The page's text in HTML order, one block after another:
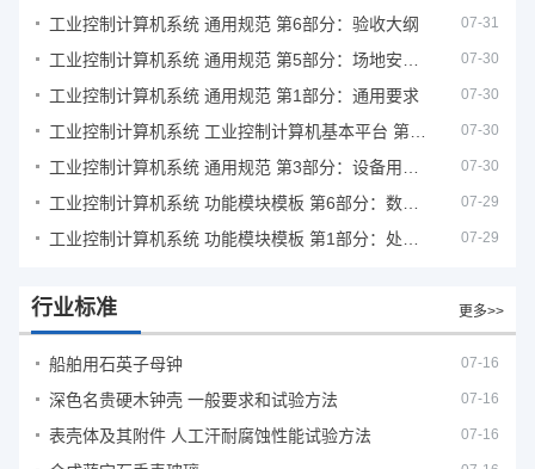
工业控制计算机系统 通用规范 第6部分：验收大纲 07-31
07-30
工业控制计算机系统 通用规范 第1部分：通用要求 07-30
07-30
07-30
07-29
07-29
行业标准 更多>>
船舶用石英子母钟 07-16
深色名贵硬木钟壳 一般要求和试验方法 07-16
表壳体及其附件 人工汗耐腐蚀性能试验方法 07-16